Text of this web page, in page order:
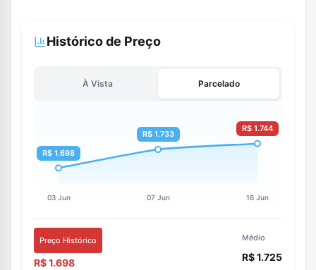
Histórico de Preço
À Vista Parcelado
Preço Histórico
R$ 1.698
Médio
R$ 1.725